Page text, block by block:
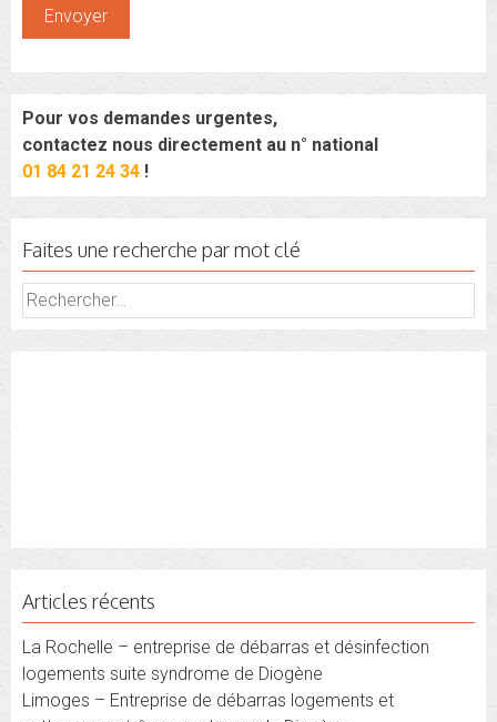
Pour vos demandes urgentes,
contactez nous directement au n° national
01 84 21 24 34 !
Faites une recherche par mot clé
Rechercher :
Articles récents
La Rochelle – entreprise de débarras et désinfection
logements suite syndrome de Diogène
Limoges – Entreprise de débarras logements et